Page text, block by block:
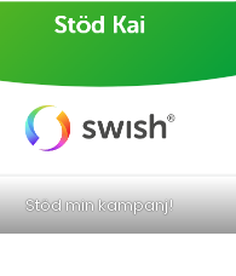
Stöd min kampanj!